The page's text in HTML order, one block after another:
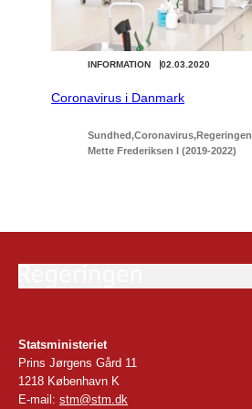
02.03.2020
INFORMATION
Coronavirus i Danmark
Sundhed Coronavirus Regeringen
Mette Frederiksen I (2019-2022)
Statsministeriet
Prins Jørgens Gård 11
1218 København K
E-mail: stm@stm.dk